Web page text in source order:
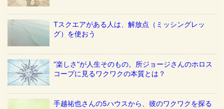
Tスクエアがある人は、解放点（ミッシングレッ
グ）を使おう
“楽しさ”が人生そのもの。所ジョージさんのホロス
コープに見るワクワクの本質とは？
手越祐也さんの5ハウスから、彼のワクワクを探る